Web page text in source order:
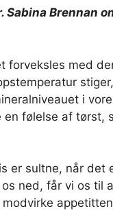
Sabina Brennan
forveksles med
i
følelse af tørst,
er sultne, når det
ned, får vi os til